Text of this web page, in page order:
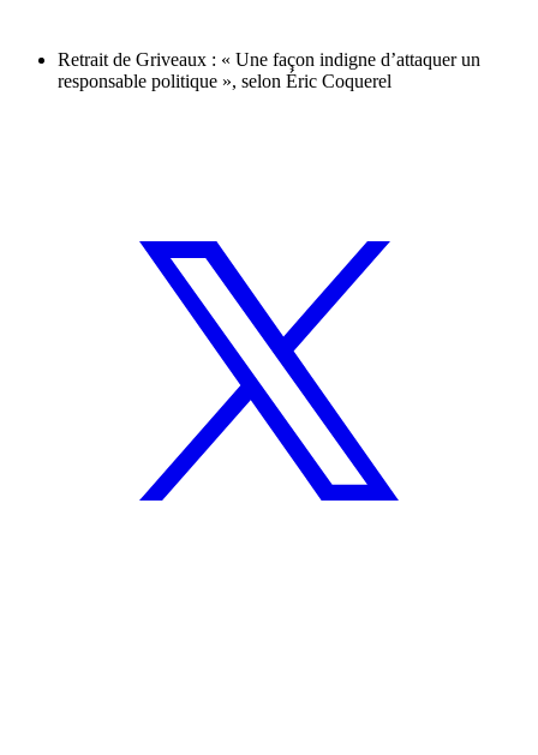
Retrait de Griveaux : « Une façon indigne d’attaquer un
responsable politique », selon Éric Coquerel